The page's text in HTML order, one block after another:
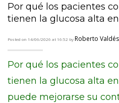
Por qué los pacientes
tienen la glucosa alta
Posted on 14/06/2026 at 16:52 byRoberto Valdés
Por qué los pacientes
tienen la glucosa alta
puede mejorarse su